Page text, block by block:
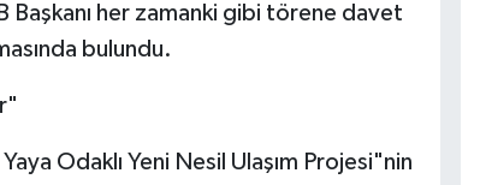
her zamanki gibi törene davet
bulundu.
Odaklı Yeni Nesil Ulaşım Projesi"nin